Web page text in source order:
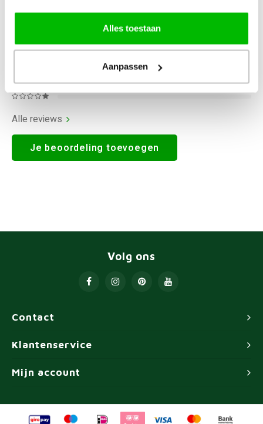
Alles toestaan
Aanpassen
Alle reviews
Je beoordeling toevoegen
Contact
Volg ons
Klantenservice
Mijn account